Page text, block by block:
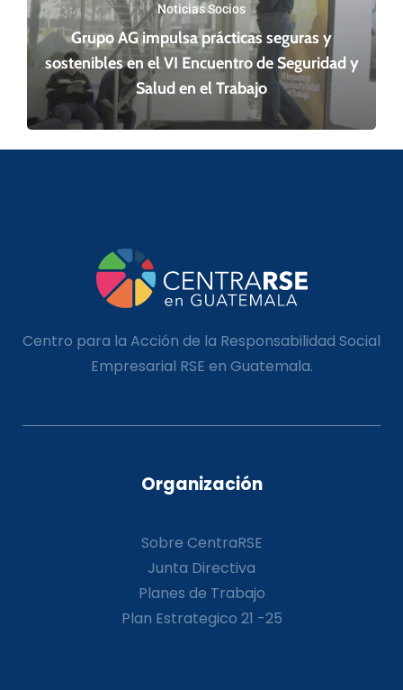
Noticias Socios
Grupo AG impulsa prácticas seguras y
sostenibles en el VI Encuentro de Seguridad y
Salud en el Trabajo
Centro para la Acción de la Responsabilidad Social
Empresarial RSE en Guatemala.
Organización
Sobre CentraRSE
Junta Directiva
Planes de Trabajo
Plan Estrategico 21 -25